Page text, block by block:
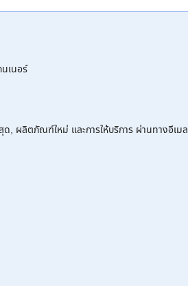
เนอร์
, ผลิตภัณฑ์ใหม่ และการให้บริการ ผ่านทางอีเมล